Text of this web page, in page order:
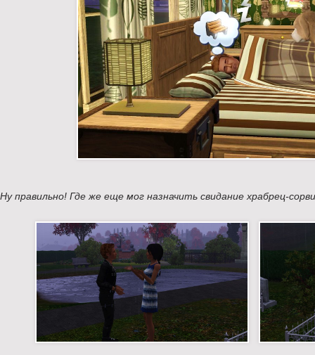
Ну правильно! Где же еще мог назначить свидание храбрец-